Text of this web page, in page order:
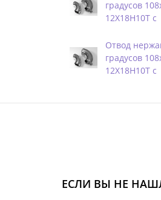
градусов
12Х18Н10Т с
Отвод
градусов
12Х18Н10Т с
ЕСЛИ ВЫ НЕ